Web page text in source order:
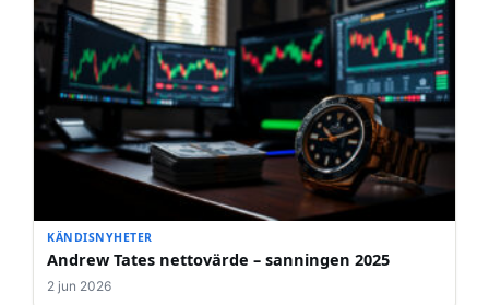
KÄNDISNYHETER
Andrew Tates nettovärde – sanningen 2025
2 jun 2026